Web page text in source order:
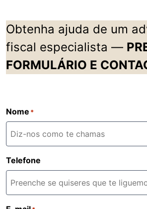
Obtenha ajuda de um
fiscal especialista —
FORMULÁRIO E
Nome *
Telefone